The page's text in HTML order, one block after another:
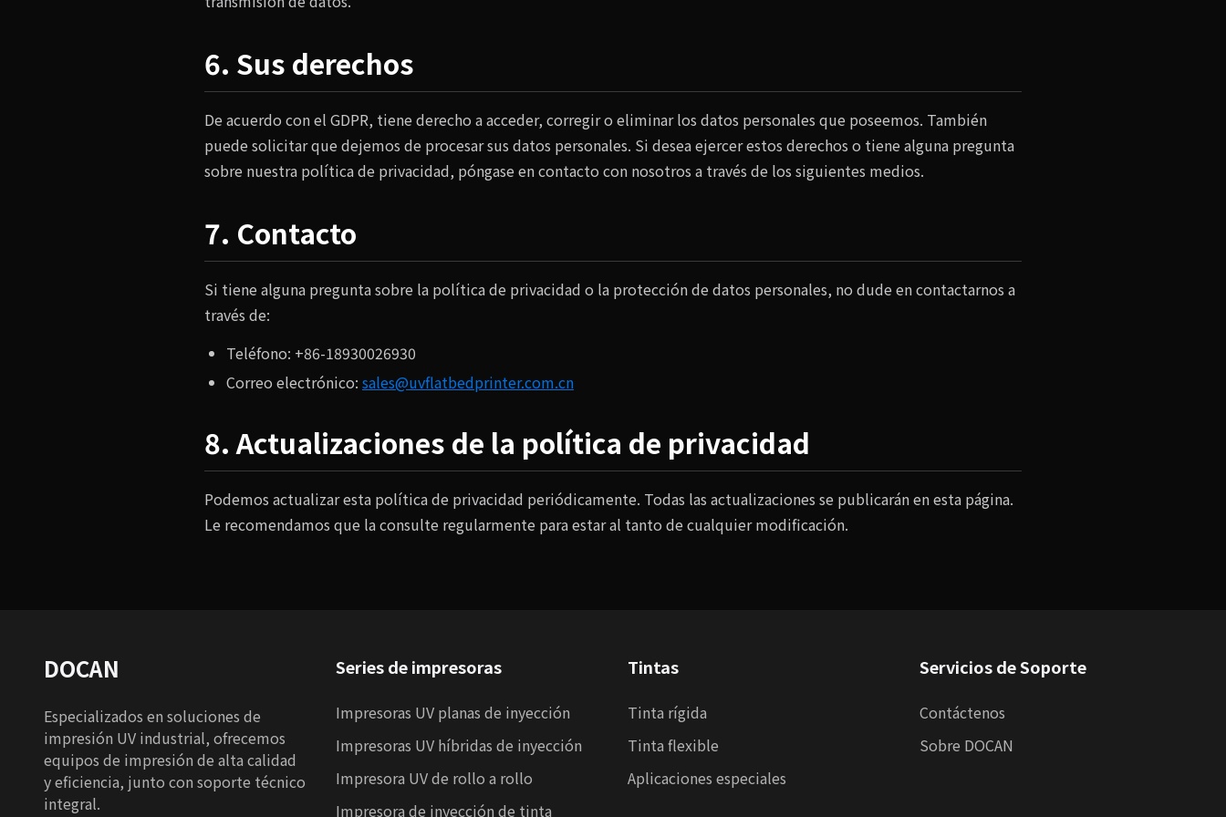
6. Sus derechos
De acuerdo con el GDPR, tiene derecho a acceder, corregir o eliminar los datos personales que poseemos. También
puede solicitar que dejemos de procesar sus datos personales. Si desea ejercer estos derechos o tiene alguna pregunta
sobre nuestra política de privacidad, póngase en contacto con nosotros a través de los siguientes medios.
7. Contacto
Si tiene alguna pregunta sobre la política de privacidad o la protección de datos personales, no dude en contactarnos a
través de:
Teléfono: +86-18930026930
Correo electrónico: sales@uvflatbedprinter.com.cn
8. Actualizaciones de la política de privacidad
Podemos actualizar esta política de privacidad periódicamente. Todas las actualizaciones se publicarán en esta página.
Le recomendamos que la consulte regularmente para estar al tanto de cualquier modificación.
DOCAN
Especializados en soluciones de
impresión UV industrial, ofrecemos
equipos de impresión de alta calidad
y eficiencia, junto con soporte técnico
integral.
Series de impresoras
Impresoras UV planas de inyección
Impresoras UV híbridas de inyección
Impresora UV de rollo a rollo
Impresora de inyección de tinta
Tintas
Tinta rígida
Tinta flexible
Aplicaciones especiales
Servicios de Soporte
Contáctenos
Sobre DOCAN